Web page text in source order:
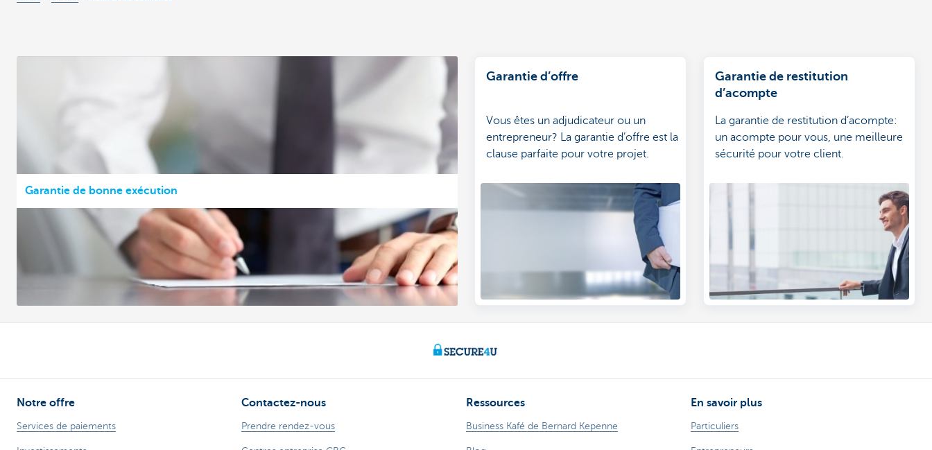
Garantie de bonne exécution
Garantie d’offre
Vous êtes un adjudicateur ou un
entrepreneur? La garantie d’offre est la
clause parfaite pour votre projet.
Garantie de restitution
d’acompte
La garantie de restitution d’acompte:
un acompte pour vous, une meilleure
sécurité pour votre client.
Notre offre
Services de paiements
Contactez-nous
Prendre rendez-vous
Ressources
Business Kafé de Bernard Kepenne
En savoir plus
Particuliers